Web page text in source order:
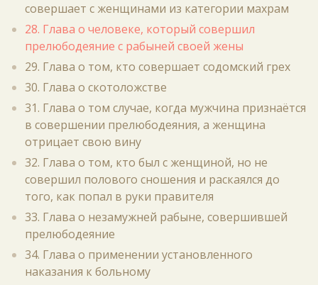
совершает с женщинами из категории махрам
28. Глава о человеке, который совершил
прелюбодеяние с рабыней своей жены
29. Глава о том, кто совершает содомский грех
30. Глава о скотоложстве
31. Глава о том случае, когда мужчина признаётся
в совершении прелюбодеяния, а женщина
отрицает свою вину
32. Глава о том, кто был с женщиной, но не
совершил полового сношения и раскаялся до
того, как попал в руки правителя
33. Глава о незамужней рабыне, совершившей
прелюбодеяние
34. Глава о применении установленного
наказания к больному